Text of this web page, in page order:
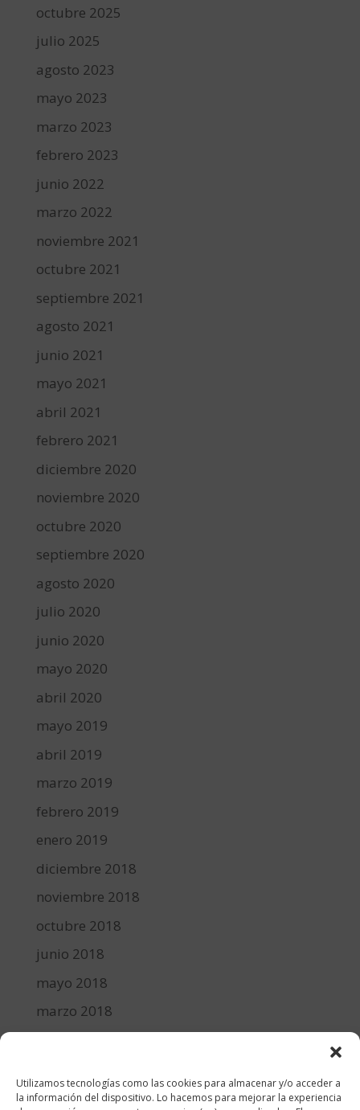
Utilizamos tecnologías como las cookies para almacenar y/o acceder a
la información del dispositivo. Lo hacemos para mejorar la experiencia
octubre 2025
julio 2025
agosto 2023
mayo 2023
marzo 2023
febrero 2023
junio 2022
marzo 2022
noviembre 2021
octubre 2021
septiembre 2021
agosto 2021
junio 2021
mayo 2021
abril 2021
febrero 2021
diciembre 2020
noviembre 2020
octubre 2020
septiembre 2020
agosto 2020
julio 2020
junio 2020
mayo 2020
abril 2020
mayo 2019
abril 2019
marzo 2019
febrero 2019
enero 2019
diciembre 2018
noviembre 2018
octubre 2018
junio 2018
mayo 2018
marzo 2018
diciembre 2017